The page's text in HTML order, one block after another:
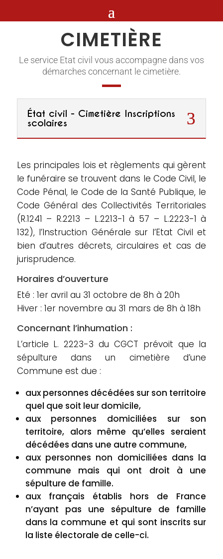
CIMETIÈRE
Le service Etat civil vous accompagne dans vos
démarches concernant le cimetière.
État civil - Cimetière Inscriptions
scolaires
Les principales lois et règlements qui gèrent
le funéraire se trouvent dans le Code Civil, le
Code Pénal, le Code de la Santé Publique, le
Code Général des Collectivités Territoriales
(R.1241 – R.2213 – L.2213-1 à 57 – L.2223-1 à
132), l’Instruction Générale sur l’Etat Civil et
bien d’autres décrets, circulaires et cas de
jurisprudence.
Horaires d’ouverture
Eté : 1er avril au 31 octobre de 8h à 20h
Hiver : 1er novembre au 31 mars de 8h à 18h
Concernant l’inhumation :
L’article L. 2223-3 du CGCT prévoit que la
sépulture dans un cimetière d’une
Commune est due :
aux personnes décédées sur son territoire
quel que soit leur domicile,
aux personnes domiciliées sur son
territoire, alors même qu’elles seraient
décédées dans une autre commune,
aux personnes non domiciliées dans la
commune mais qui ont droit à une
sépulture de famille.
aux français établis hors de France
n’ayant pas une sépulture de famille
dans la commune et qui sont inscrits sur
la liste électorale de celle-ci.